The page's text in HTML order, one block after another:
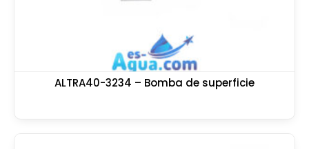
ALTRA40-3234 – Bomba de superficie